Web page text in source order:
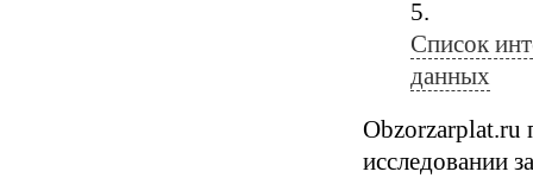
Список
данных
Obzorzarplat.ru
исследовании